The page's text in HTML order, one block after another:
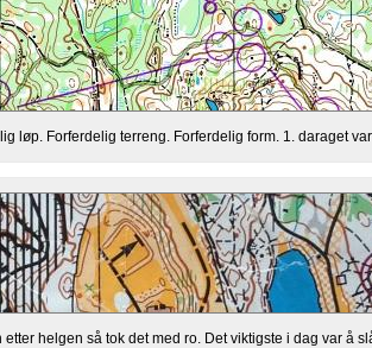
løp. Forferdelig terreng. Forferdelig form. 1. daraget
etter helgen så tok det med ro. Det viktigste i dag var å